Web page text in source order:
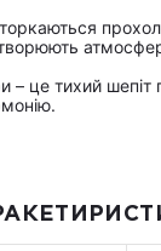
– це тихий